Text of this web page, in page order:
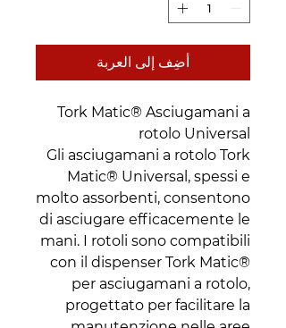
أضِف إلى العربة
Tork Matic® Asciugamani a
rotolo Universal
Gli asciugamani a rotolo Tork
Matic® Universal, spessi e
molto assorbenti, consentono
di asciugare efficacemente le
mani. I rotoli sono compatibili
con il dispenser Tork Matic®
per asciugamani a rotolo,
progettato per facilitare la